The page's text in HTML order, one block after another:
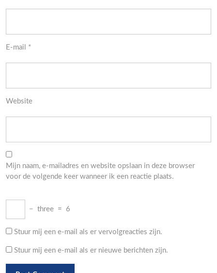
E-mail *
Website
Mijn naam, e-mailadres en website opslaan in deze browser
voor de volgende keer wanneer ik een reactie plaats.
− three = 6
Stuur mij een e-mail als er vervolgreacties zijn.
Stuur mij een e-mail als er nieuwe berichten zijn.